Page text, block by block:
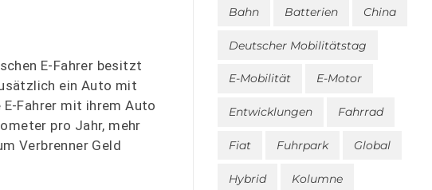
E-Fahrer besitzt
ein Auto mit
Fahrer mit ihrem Auto
pro Jahr, mehr
Verbrenner Geld
Bahn Batterien China
Deutscher Mobilitätstag
E-Mobilität E-Motor
Entwicklungen Fahrrad
Fiat Fuhrpark Global
Hybrid Kolumne